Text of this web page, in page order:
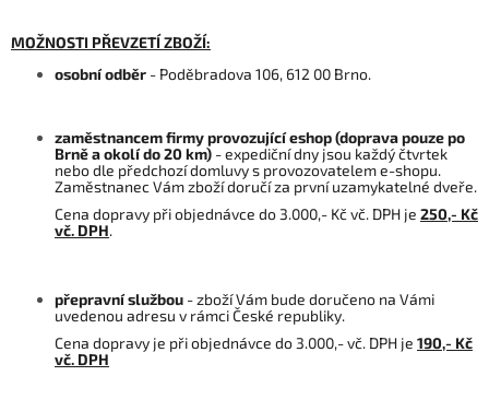
MOŽNOSTI PŘEVZETÍ ZBOŽÍ:
osobní odběr - Poděbradova 106, 612 00 Brno.
zaměstnancem firmy provozující eshop(doprava pouze po
Brně a okolí do 20 km) - expediční dny jsou každý čtvrtek
nebo dle předchozí domluvy s provozovatelem e-shopu.
Zaměstnanec Vám zboží doručí za první uzamykatelné dveře.
Cena dopravy při objednávce do 3.000,- Kč vč. DPH je 250,- Kč
vč. DPH.
přepravní službou - zboží Vám bude doručeno na Vámi
uvedenou adresu v rámci České republiky.
Cena dopravy je při objednávce do 3.000,- vč. DPH je 190,- Kč
vč. DPH